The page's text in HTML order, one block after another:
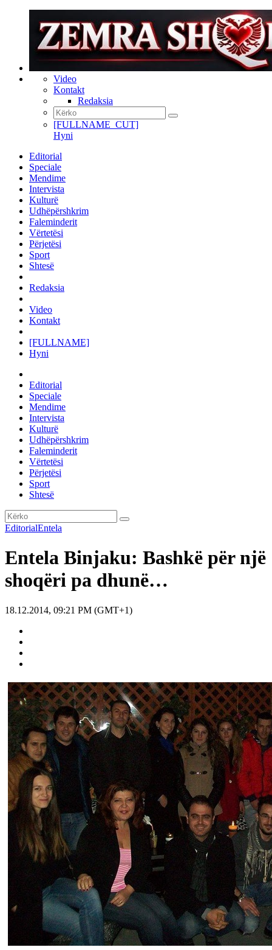
Video
Kontakt
Redaksia
[FULLNAME_CUT]
Hyni
Editorial
Speciale
Mendime
Intervista
Kulturë
Udhëpërshkrim
Faleminderit
Vërtetësi
Përjetësi
Sport
Shtesë
Redaksia
Video
Kontakt
[FULLNAME]
Hyni
Editorial
Speciale
Mendime
Intervista
Kulturë
Udhëpërshkrim
Faleminderit
Vërtetësi
Përjetësi
Sport
Shtesë
EditorialEntela
Entela Binjaku: Bashkë për një
shoqëri pa dhunë…
18.12.2014, 09:21 PM (GMT+1)